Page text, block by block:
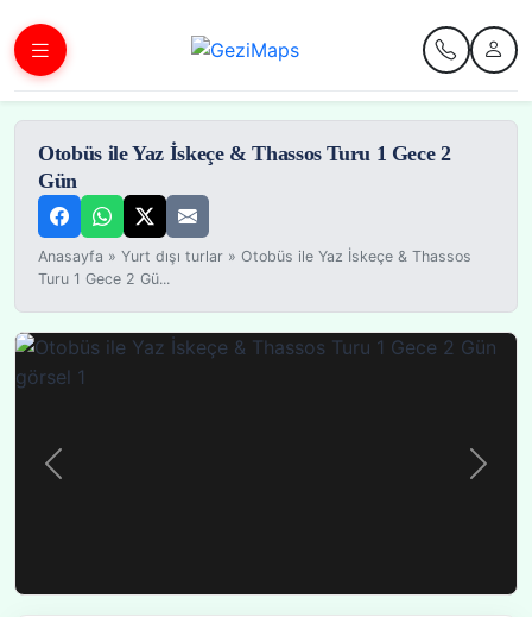
Otobüs ile Yaz İskeçe & Thassos Turu 1 Gece 2
Gün
Anasayfa »Yurt dışı turlar »Otobüs ile Yaz İskeçe & Thassos
Turu 1 Gece 2 Gü...